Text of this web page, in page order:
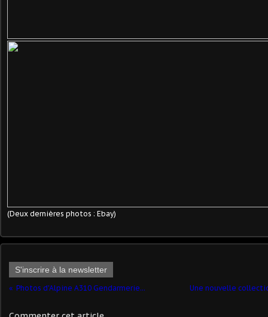
(Deux dernières photos : Ebay)
S'inscrire à la newsletter
Photos d'Alpine A310 Gendarmerie... Une nouvelle